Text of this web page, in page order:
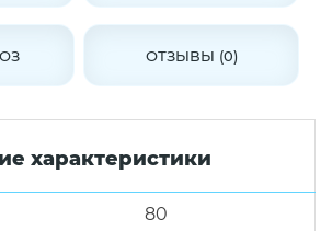
ОТЗЫВЫ (0)
характеристики
80